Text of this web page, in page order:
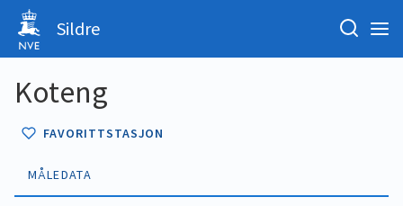
Sildre
Koteng
FAVORITTSTASJON
MÅLEDATA